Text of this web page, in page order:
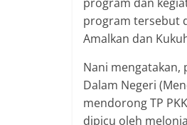
program tersebut
Amalkan dan
Nani mengatakan,
Dalam Negeri
mendorong TP
dipicu oleh